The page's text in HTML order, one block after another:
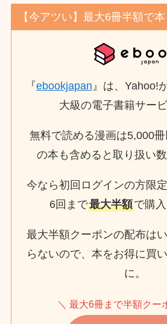
【今アツい】最大6冊半額で
『ebookjapan』は、Yahoo!
大級の電子書籍サービ
無料で読める漫画は5,000
の本も含めると取り扱い
今なら初回ログインの方限
6回まで最大半額で購
最大半額クーポンの配布は
らないので、本をお得に買
に。
＼ 最大6冊まで半額クー